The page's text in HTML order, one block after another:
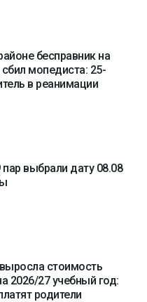
бесправник на
мопедиста: 25-
в реанимации
выбрали дату 08.08
стоимость
2026/27 учебный год:
родители